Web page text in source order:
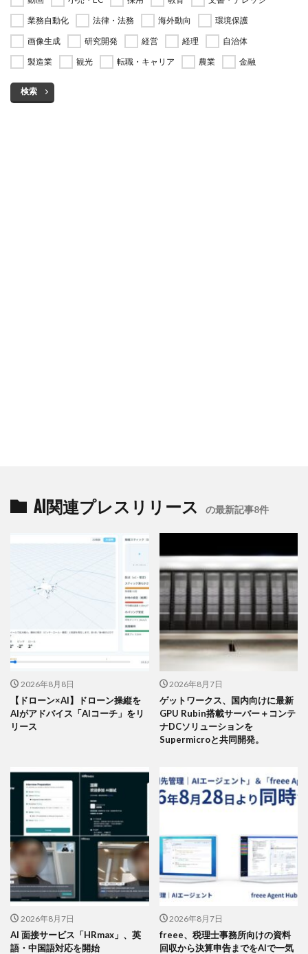
業務自動化
法律・法務 海外動向
環境保護
画像生成
研究開発 経営 経理
自治体
製造業
観光 転職・キャリア 農業 金融
検索
AI関連プレスリリース の最新記事8件
2026年8月8日
【ドローン×AI】ドローン操縦を
AIがアドバイス「AIコーチ」をリ
リース
2026年8月7日
ゲットワークス、国内向けに最新
GPU Rubin搭載サーバー＋コンテ
ナDCソリューションを
Supermicroと共同開発。
2026年8月7日
AI 面接サービス「HRmax」、英
語・中国語対応を開始
2026年8月7日
freee、税理士事務所向けの資料
回収から決算申告までをAIで一気